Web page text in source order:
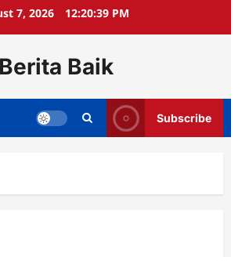
7, 2026 12:20:39 PM
Berita Baik
Subscribe